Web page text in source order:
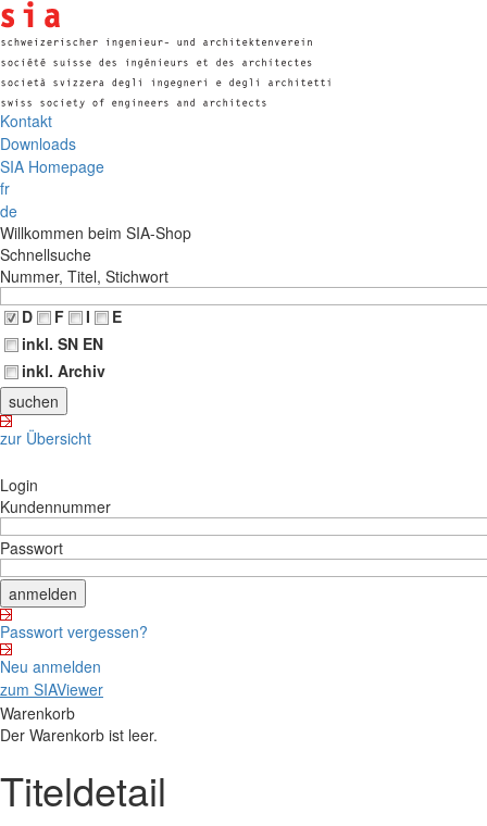
Kontakt
Downloads
SIA Homepage
fr
de
Willkommen beim SIA-Shop
Schnellsuche
Nummer, Titel, Stichwort
D
F I
E
inkl. SN EN
inkl. Archiv
zur Übersicht
Login
Kundennummer
Passwort
Passwort vergessen?
Neu anmelden
zum SIAViewer
Warenkorb
Der Warenkorb ist leer.
Titeldetail